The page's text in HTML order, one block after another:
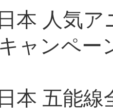
本 人気
ャンペー
本 五能